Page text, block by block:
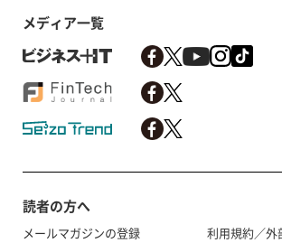
メディア一覧
読者の方へ
メールマガジンの登録
利用規約／外